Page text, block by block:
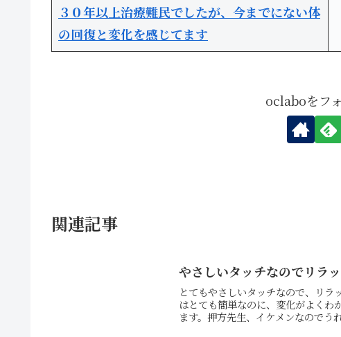
３０年以上治療難民でしたが、今までにない体
の回復と変化を感じてます
oclaboをフ
関連記事
やさしいタッチなのでリラ
とてもやさしいタッチなので、リラ
はとても簡単なのに、変化がよくわ
ます。押方先生、イケメンなので